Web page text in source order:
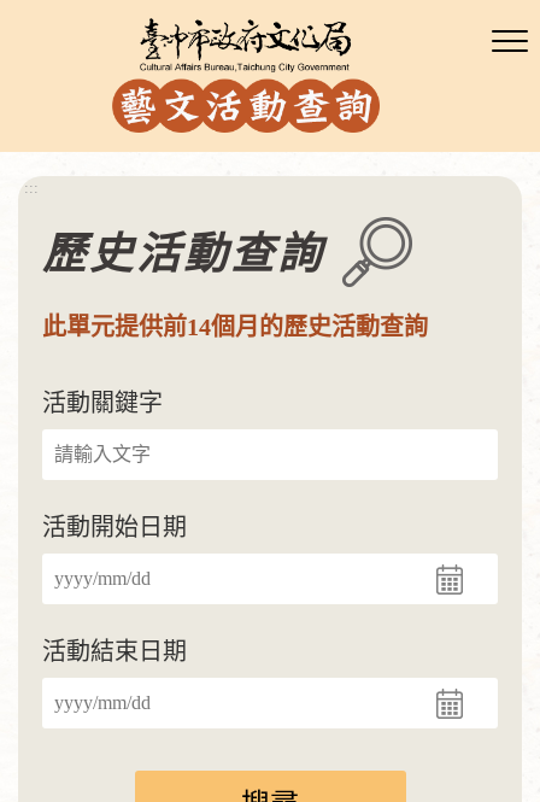
:::
歷史活動查詢
此單元提供前14個月的歷史活動查詢
活動關鍵字
活動開始日期
活動結束日期